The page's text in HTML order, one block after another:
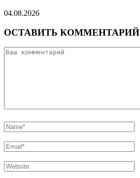
04.08.2026
ОСТАВИТЬ КОММЕНТАРИЙ